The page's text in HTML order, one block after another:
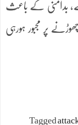
بدامنی کے باعث
پر مجبور ہورہی
Tagged